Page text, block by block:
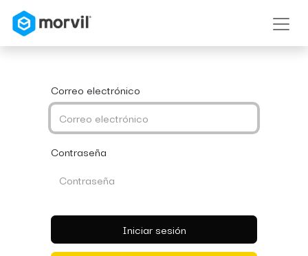
Correo electrónico
Contraseña
Iniciar sesión